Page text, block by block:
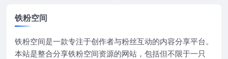
铁粉空间
铁粉空间是一款专注于创作者与粉丝互动的内容分享平台。
本站是整合分享铁粉空间资源的网站，包括但不限于一只